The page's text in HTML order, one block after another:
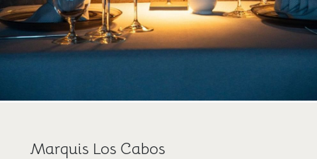
Marquis Los Cabos